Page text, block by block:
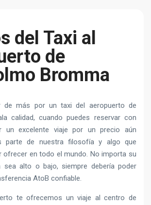
del Taxi al
de
Bromma
de más por un taxi del aeropuerto de
calidad, cuando puedes reservar con
un excelente viaje por un precio aún
parte de nuestra filosofía y algo que
ofrecer en todo el mundo. No importa su
sea alto o bajo, siempre debería poder
AtoB confiable.
te ofrecemos un viaje al centro de